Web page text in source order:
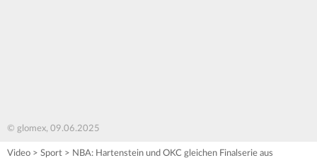
© glomex, 09.06.2025
Video > Sport > NBA: Hartenstein und OKC gleichen Finalserie aus